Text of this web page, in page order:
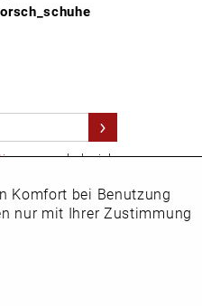
habe ich
Aktiv
Komfort bei Benutzung
nur mit Ihrer Zustimmung